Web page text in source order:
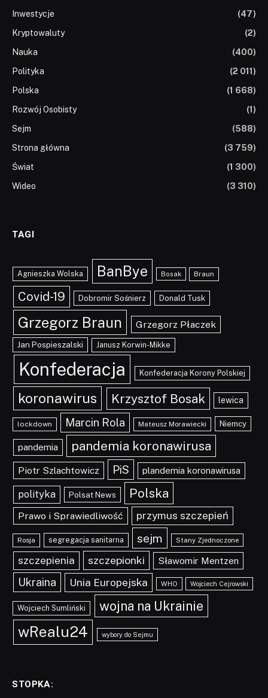
Inwestycje
(47)
Kryptowaluty
(2)
Nauka
(400)
Polityka
(2 011)
Polska
(1 668)
Rozwój Osobisty
(1)
Sejm
(588)
Strona główna
(3 759)
Świat
(1 300)
Wideo
(3 310)
TAGI
Agnieszka Wolska BanBye Bosak Braun
Covid-19 Dobromir Sośnierz Donald Tusk
Grzegorz Braun Grzegorz Płaczek
Jan Pospieszalski Janusz Korwin-Mikke
Konfederacja Konfederacja Korony Polskiej
koronawirus Krzysztof Bosak lewica
lockdown Marcin Rola Mateusz Morawiecki Niemcy
pandemia pandemia koronawirusa
Piotr Szlachtowicz PiS plandemia koronawirusa
polityka Polsat News Polska
Prawo i Sprawiedliwość przymus szczepień
Rosja segregacja sanitarna sejm Stany Zjednoczone
szczepienia szczepionki Sławomir Mentzen
Ukraina Unia Europejska WHO Wojciech Cejrowski
Wojciech Sumliński wojna na Ukrainie
wRealu24 wybory do Sejmu
STOPKA: